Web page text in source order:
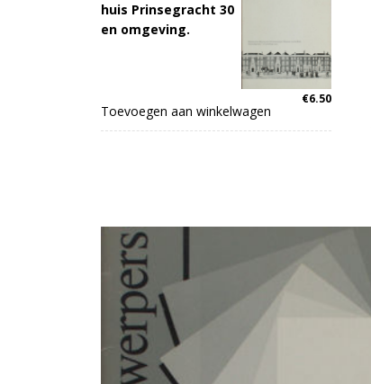
huis Prinsegracht 30
en omgeving.
€6.50
Toevoegen aan winkelwagen